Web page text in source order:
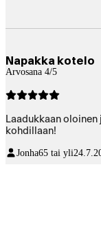
Napakka kotelo
Arvosana 4/5
Laadukkaan
kohdillaan!
Jonha65 tai yli